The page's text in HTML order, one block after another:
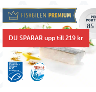
85
DU SPARAR upp till 219 kr